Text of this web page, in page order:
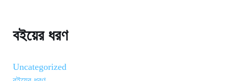
বইয়ের ধরণ
Uncategorized